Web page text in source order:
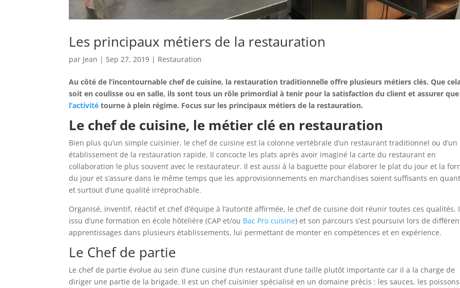
Les principaux métiers de la restauration
par Jean |Sep 27, 2019 | Restauration
Au côté de l’incontournable chef de cuisine, la restauration traditionnelle offre plusieurs métiers clés. Que
soit en coulisse ou en salle, ils sont tous un rôle primordial à tenir pour la satisfaction du client et assurer que
l’activité tourne à plein régime. Focus sur les principaux métiers de la restauration.
Le chef de cuisine, le métier clé en restauration
Bien plus qu’un simple cuisinier, le chef de cuisine est la colonne vertébrale d’un restaurant traditionnel ou d’un
établissement de la restauration rapide. Il concocte les plats après avoir imaginé la carte du restaurant en
collaboration le plus souvent avec le restaurateur. Il est aussi à la baguette pour élaborer le plat du jour et la
du jour et s’assure dans le même temps que les approvisionnements en marchandises soient suffisants en
et surtout d’une qualité irréprochable.
Organisé, inventif, réactif et chef d’équipe à l’autorité affirmée, le chef de cuisine doit réunir toutes ces qualités.
issu d’une formation en école hôtelière (CAP et/ou Bac Pro cuisine) et son parcours s’est poursuivi lors de
apprentissages dans plusieurs établissements, lui permettant de monter en compétences et en expérience.
Le Chef de partie
Le chef de partie évolue au sein d’une cuisine d’un restaurant d’une taille plutôt importante car il a la charge de
diriger une partie de la brigade. Il est un chef cuisinier spécialisé en un domaine précis : les sauces, les